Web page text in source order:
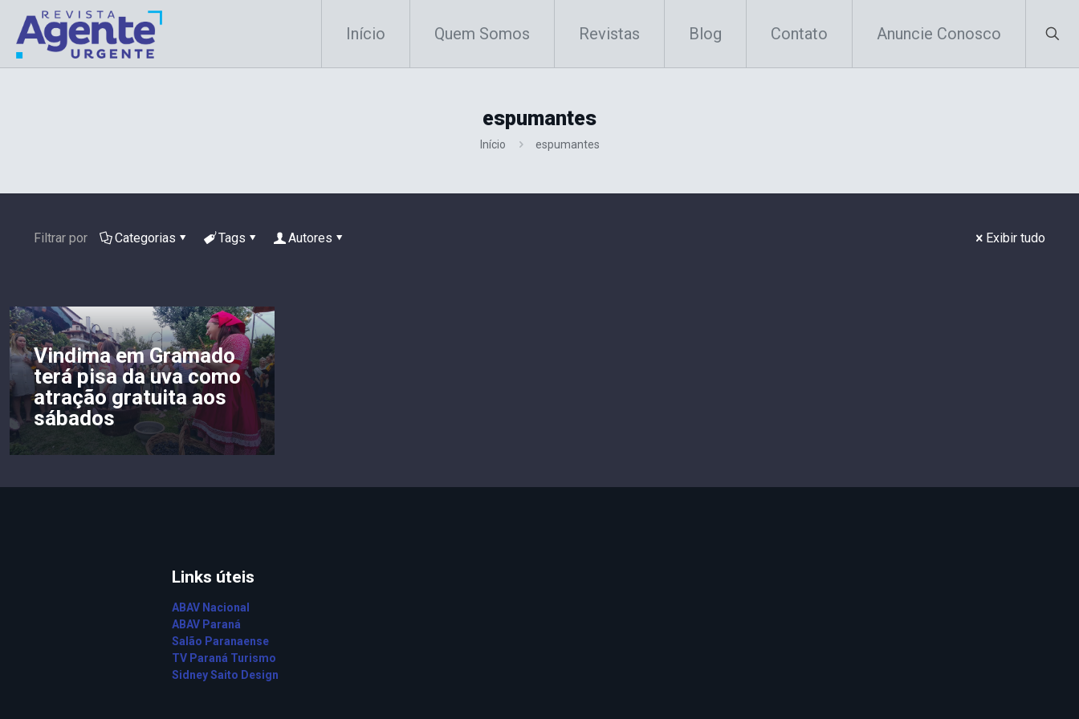
Início Quem Somos Revistas Blog Contato Anuncie Conosco
espumantes
Início espumantes
Filtrar por Categorias Tags Autores Exibir tudo
Vindima em Gramado
terá pisa da uva como
atração gratuita aos
sábados
Links úteis
ABAV Nacional
ABAV Paraná
Salão Paranaense
TV Paraná Turismo
Sidney Saito Design